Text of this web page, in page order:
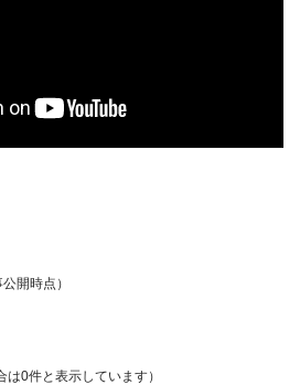
公開時点）
0件と表示しています）